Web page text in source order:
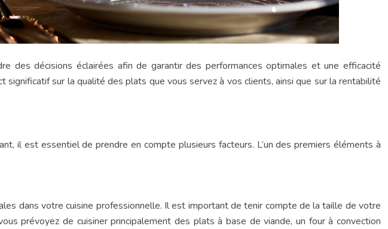
des décisions éclairées afin de garantir des performances optimales et une efficacité
sur la qualité des plats que vous servez à vos clients, ainsi que sur la rentabilité
il est essentiel de prendre en compte plusieurs facteurs. L’un des premiers éléments à
dans votre cuisine professionnelle. Il est important de tenir compte de la taille de votre
prévoyez de cuisiner principalement des plats à base de viande, un four à convection